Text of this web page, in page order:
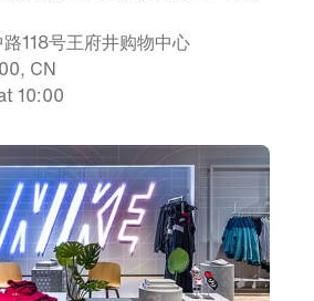
118号王府井购物中心
CN
10:00